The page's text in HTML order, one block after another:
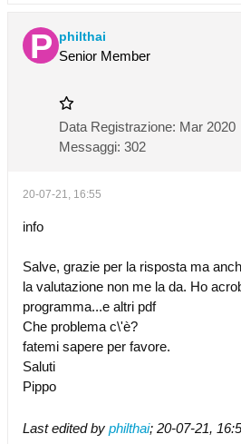
philthai
Senior Member
Data Registrazione: Mar 2020
Messaggi: 302
20-07-21, 16:55
info
Salve, grazie per la risposta ma
la valutazione non me la da. Ho
programma...e altri pdf
Che problema c\'è?
fatemi sapere per favore.
Saluti
Pippo
Last edited by philthai; 20-07-21,